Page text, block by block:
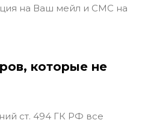
на Ваш мейл и СМС на
которые не
ст. 494 ГК РФ все